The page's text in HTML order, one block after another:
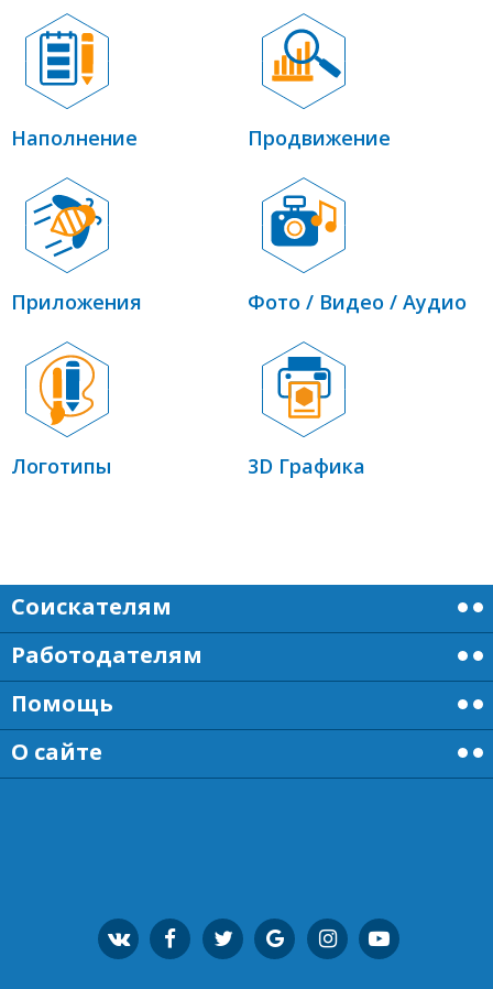
Наполнение Продвижение
Приложения Фото / Видео / Аудио
Логотипы 3D Графика
Соискателям
Работодателям
Помощь
О сайте